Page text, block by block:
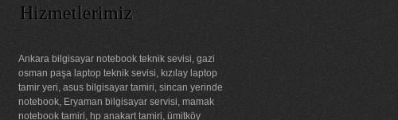
Hizmetlerimiz
Ankara bilgisayar notebook teknik sevisi, gazi
osman paşa laptop teknik sevisi, kızılay laptop
tamir yeri, asus bilgisayar tamiri, sincan yerinde
notebook, Eryaman bilgisayar servisi, mamak
notebook tamiri, hp anakart tamiri, ümitköy